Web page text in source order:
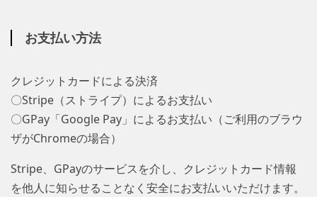
お支払い方法
クレジットカードによる決済
〇Stripe（ストライプ）によるお支払い
〇GPay「Google Pay」によるお支払い（ご利用のブラウ
ザがChromeの場合）
Stripe、GPayのサービスを介し、クレジットカード情報
を他人に知らせることなく安全にお支払いいただけます。